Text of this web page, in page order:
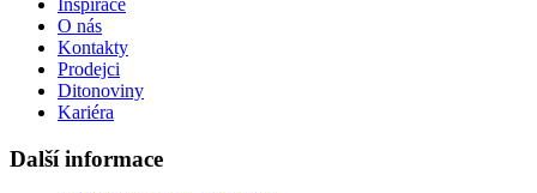
Inspirace
O nás
Kontakty
Prodejci
Ditonoviny
Kariéra
Další informace